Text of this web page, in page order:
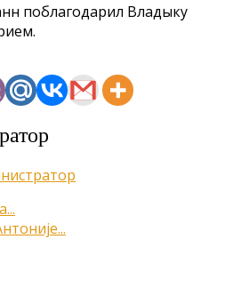
поблагодарил Владыку